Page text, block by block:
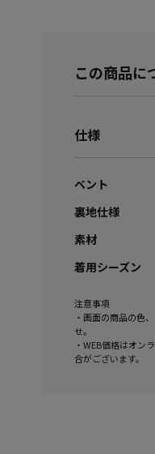
この商品に
仕様
ベント
裏地仕様
素材
着用シーズン
注意事項
・画面の商品の色
せ。
・WEB価格はオン
合がございます。